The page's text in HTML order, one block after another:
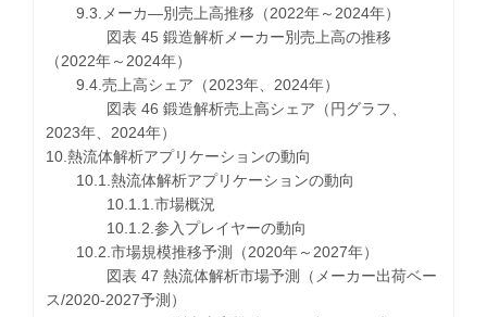
9.3.メーカ―別売上高推移（2022年～2024年）
図表 45 鍛造解析メーカー別売上高の推移
（2022年～2024年）
9.4.売上高シェア（2023年、2024年）
図表 46 鍛造解析売上高シェア（円グラフ、
2023年、2024年）
10.熱流体解析アプリケーションの動向
10.1.熱流体解析アプリケーションの動向
10.1.1.市場概況
10.1.2.参入プレイヤーの動向
10.2.市場規模推移予測（2020年～2027年）
図表 47 熱流体解析市場予測（メーカー出荷ベー
ス/2020-2027予測）